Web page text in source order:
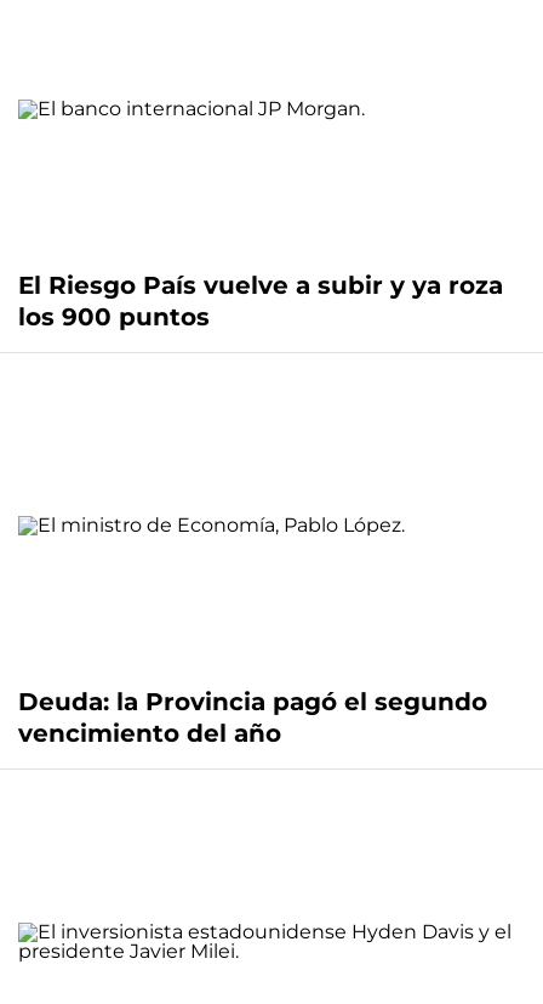
El Riesgo País vuelve a subir y ya roza
los 900 puntos
Deuda: la Provincia pagó el segundo
vencimiento del año